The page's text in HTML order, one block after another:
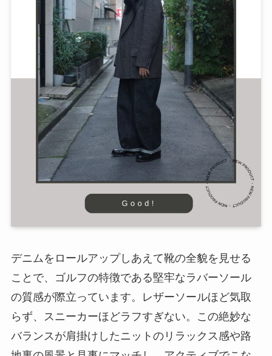
デニムをロールアップしあえて靴の全貌を見せる
ことで、ゴルフの特徴である堅牢なラバーソール
の質感が際立っています。レザーソールほど気取
らず、スニーカーほどラフすぎない。この絶妙な
バランスが肩掛けしたニットのリラックス感や路